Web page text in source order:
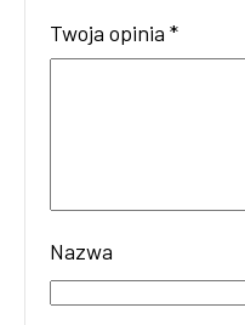
Twoja opinia *
Nazwa